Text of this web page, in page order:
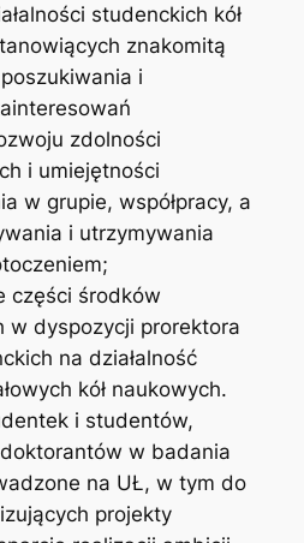
studenckich kół
znakomitą
i
zdolności
i umiejętności
w grupie, współpracy, a
i utrzymywania
części środków
w dyspozycji prorektora
na działalność
kół naukowych.
i studentów,
w badania
na UŁ, w tym do
projekty